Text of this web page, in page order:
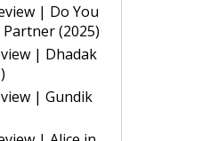
| Do You
(2025)
| Dhadak
| Gundik